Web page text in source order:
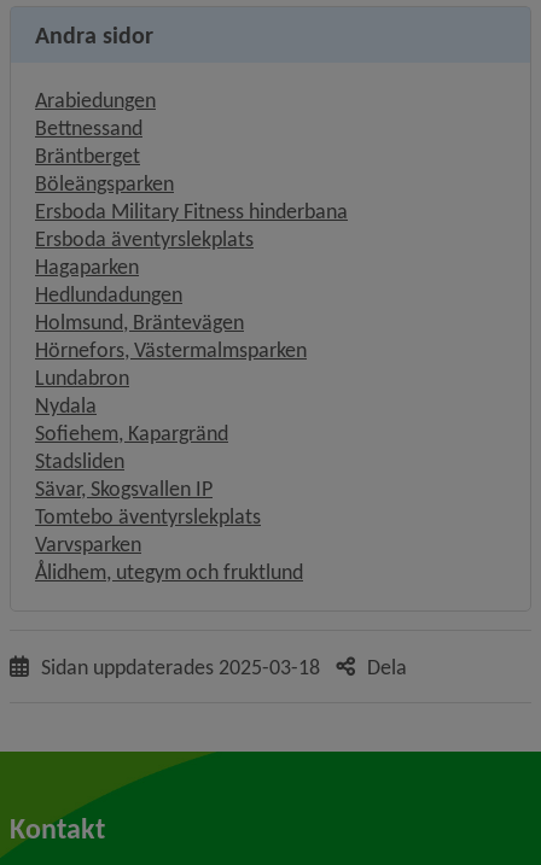
Andra sidor
Arabiedungen
Bettnessand
Bräntberget
Böleängsparken
Ersboda Military Fitness hinderbana
Ersboda äventyrslekplats
Hagaparken
Hedlundadungen
Holmsund, Bräntevägen
Hörnefors, Västermalmsparken
Lundabron
Nydala
Sofiehem, Kapargränd
Stadsliden
Sävar, Skogsvallen IP
Tomtebo äventyrslekplats
Varvsparken
Ålidhem, utegym och fruktlund
Sidan uppdaterades 2025-03-18 Dela
Kontakt